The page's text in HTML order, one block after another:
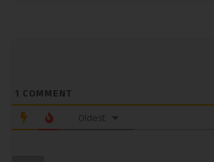
1 COMMENT
Oldest